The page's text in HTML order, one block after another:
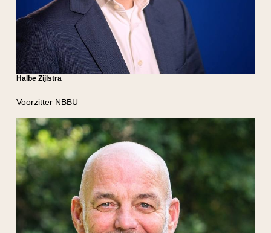
Voorzitter NBBU
Halbe Zijlstra